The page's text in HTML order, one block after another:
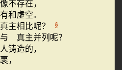
不存在，
和虚空。
主相比呢？ §
真主并列呢？
铸造的，
，